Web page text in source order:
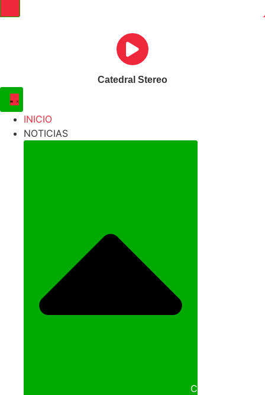
Catedral Stereo
INICIO
NOTICIAS
Cerrar